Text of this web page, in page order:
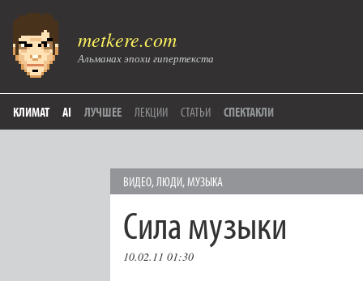
metkere.com
Альманах эпохи гипертекста
КЛИМАТ AI ЛУЧШЕЕ ЛЕКЦИИ СТАТЬИ СПЕКТАКЛИ
ВИДЕО,ЛЮДИ,МУЗЫКА
Сила музыки
10.02.11 01:30